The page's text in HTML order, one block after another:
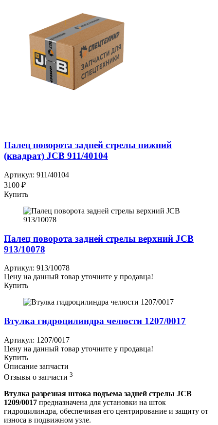
Палец поворота задней стрелы нижний
(квадрат) JCB 911/40104
Артикул: 911/40104
3100 ₽
Купить
Палец поворота задней стрелы верхний JCB
913/10078
Артикул: 913/10078
Цену на данный товар уточните у продавца!
Купить
Втулка гидроцилиндра челюсти 1207/0017
Артикул: 1207/0017
Цену на данный товар уточните у продавца!
Купить
Описание запчасти
Отзывы о запчасти 3
Втулка разрезная штока подъема задней стрелы JCB
1209/0017 предназначена для установки на шток
гидроцилиндра, обеспечивая его центрирование и защиту от
износа в подвижном узле.